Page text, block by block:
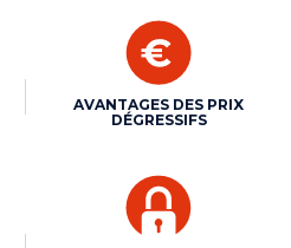
AVANTAGES DES PRIX
DÉGRESSIFS